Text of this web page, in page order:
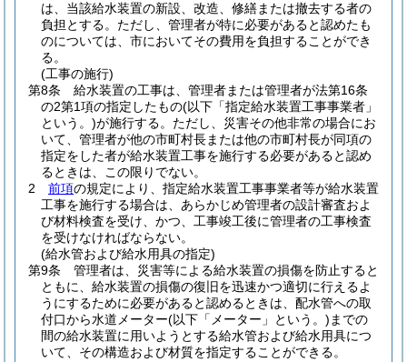
は、当該給水装置の新設、改造、修繕または撤去する者の
負担とする。 ただし、管理者が特に必要があると認めたも
のについては、市においてその費用を負担することができ
る。
(工事の施行)
第8条
給水装置の工事は、管理者または管理者が法第16条
の2第1項の指定したもの(以下「指定給水装置工事事業者」
という。)が施行する。 ただし、災害その他非常の場合にお
いて、管理者が他の市町村長または他の市町村長が同項の
指定をした者が給水装置工事を施行する必要があると認め
るときは、この限りでない。
2
前項の規定により、指定給水装置工事事業者等が給水装置
工事を施行する場合は、あらかじめ管理者の設計審査およ
び材料検査を受け、かつ、工事竣工後に管理者の工事検査
を受けなければならない。
(給水管および給水用具の指定)
第9条
管理者は、災害等による給水装置の損傷を防止すると
ともに、給水装置の損傷の復旧を迅速かつ適切に行えるよ
うにするために必要があると認めるときは、配水管への取
付口から水道メーター(以下「メーター」という。) までの
間の給水装置に用いようとする給水管および給水用具につ
いて、その構造および材質を指定することができる。